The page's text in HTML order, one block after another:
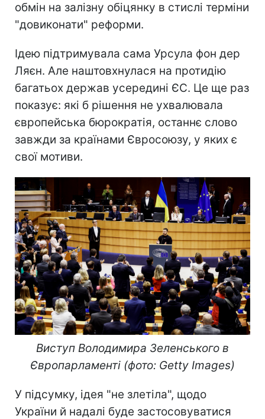
обмін на залізну обіцянку в стислі терміни
"довиконати" реформи.
Ідею підтримувала сама Урсула фон дер
Ляєн. Але наштовхнулася на протидію
багатьох держав усередині ЄС. Це ще раз
показує: які б рішення не ухвалювала
європейська бюрократія, останнє слово
завжди за країнами Євросоюзу, у яких є
свої мотиви.
Виступ Володимира Зеленського в
Європарламенті (фото: Getty Images)
У підсумку, ідея "не злетіла", щодо
України й надалі буде застосовуватися